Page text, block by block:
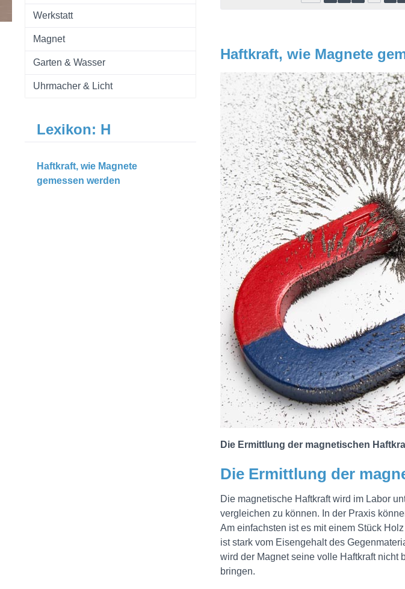
Werkstatt
Magnet
Garten & Wasser
Uhrmacher & Licht
Lexikon: H
Haftkraft, wie Magnete
gemessen werden
Haftkraft, wie Magnete
Die Ermittlung der magnetischen
Die Ermittlung der
Die magnetische Haftkraft wird im Labor
vergleichen zu können. In der Praxis
Am einfachsten ist es mit einem Stück
ist stark vom Eisengehalt des
wird der Magnet seine volle Haftkraft nicht
bringen.